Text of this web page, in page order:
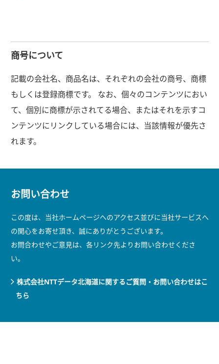
商号について
記載の会社名、商品名は、それぞれの会社の商号、商標
もしくは登録商標です。 なお、個々のコンテンツにおい
て、個別に商標が示されてる場合、またはそれを示すコ
ンテンツにリンクしている場合には、当該情報が優先さ
れます。
お問い合わせ
この度は、当社ホームページへのアクセス並びに当社サービスへ
の関心をお寄せ頂き、誠にありがとうございます。
お問合わせやご意見は、各リンク先よりお問い合わせくださ
い。
株式会社NTTデータ北海道に関するご質問・お問い合わせはこ
ちら